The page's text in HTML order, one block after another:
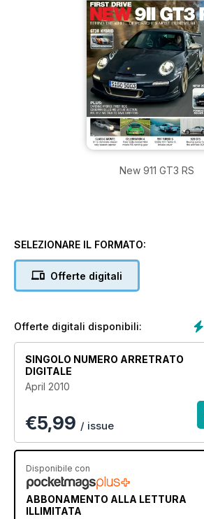
New 911 GT3 RS
SELEZIONARE IL FORMATO:
Offerte digitali
Offerte digitali disponibili:
SINGOLO NUMERO ARRETRATO
DIGITALE
April 2010
€5,99 / issue
Disponibile con
ABBONAMENTO ALLA LETTURA
ILLIMITATA